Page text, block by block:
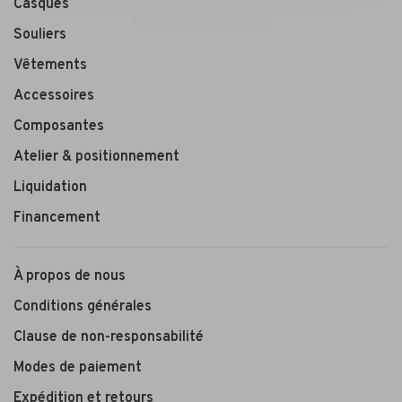
Casques
Souliers
Vêtements
Accessoires
Composantes
Atelier & positionnement
Liquidation
Financement
À propos de nous
Conditions générales
Clause de non-responsabilité
Modes de paiement
Expédition et retours